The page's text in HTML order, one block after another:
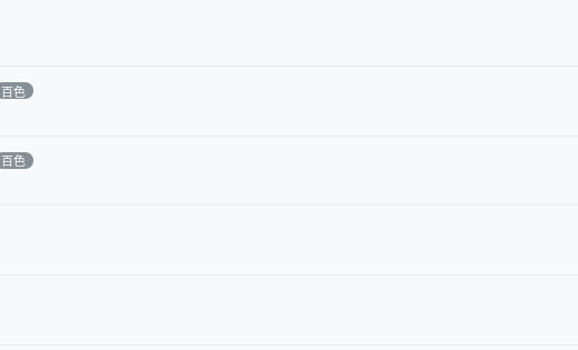
百色
百色